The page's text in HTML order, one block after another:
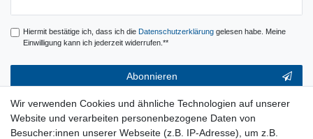
Hiermit bestätige ich, dass ich die Daten­schutz­erklärunggelesen habe. Meine
Einwilligung kann ich jederzeit widerrufen.**
Abonnieren
** Hierbei handelt es sich um ein Pflichtfeld.
Service & Hilfe
Wir verwenden Cookies und ähnliche Technologien auf unserer
Website und verarbeiten personenbezogene Daten von
Besucher:innen unserer Webseite (z.B. IP-Adresse), um z.B.